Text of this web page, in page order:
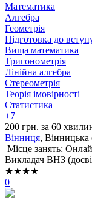
Математика
Алгебра
Геометрія
Підготовка до
Вища математика
Тригонометрія
Лінійна алгебра
Стереометрія
Теорія імовірності
Статистика
+7
200 грн. за 60
Вінниця, Вінницька
Місце занять:
Викладач ВНЗ
★★★★
0